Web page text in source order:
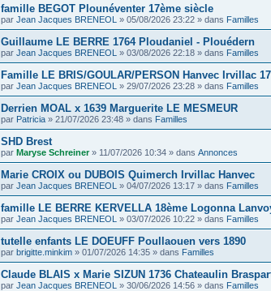
famille BEGOT Plounéventer 17ème siècle
par Jean Jacques BRENEOL » 05/08/2026 23:22 » dans Familles
Guillaume LE BERRE 1764 Ploudaniel - Plouédern
par Jean Jacques BRENEOL » 03/08/2026 22:18 » dans Familles
Famille LE BRIS/GOULAR/PERSON Hanvec Irvillac
par Jean Jacques BRENEOL » 29/07/2026 23:28 » dans Familles
Derrien MOAL x 1639 Marguerite LE MESMEUR
par Patricia » 21/07/2026 23:48 » dans Familles
SHD Brest
par Maryse Schreiner» 11/07/2026 10:34 » dans Annonces
Marie CROIX ou DUBOIS Quimerch Irvillac Hanvec
par Jean Jacques BRENEOL » 04/07/2026 13:17 » dans Familles
famille LE BERRE KERVELLA 18ème Logonna
par Jean Jacques BRENEOL » 03/07/2026 10:22 » dans Familles
tutelle enfants LE DOEUFF Poullaouen vers 1890
par brigitte.minkim » 01/07/2026 14:35 » dans Familles
Claude BLAIS x Marie SIZUN 1736 Chateaulin
par Jean Jacques BRENEOL » 30/06/2026 14:56 » dans Familles